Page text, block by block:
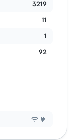
3219
11
1
92